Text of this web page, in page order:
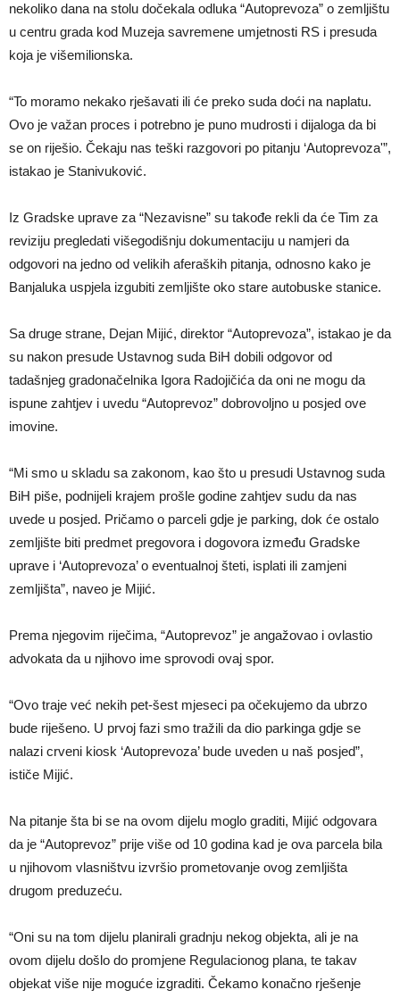
nekoliko dana na stolu dočekala odluka “Autoprevoza” o zemljištu
u centru grada kod Muzeja savremene umjetnosti RS i presuda
koja je višemilionska.
“To moramo nekako rješavati ili će preko suda doći na naplatu.
Ovo je važan proces i potrebno je puno mudrosti i dijaloga da bi
se on riješio. Čekaju nas teški razgovori po pitanju ‘Autoprevoza'”,
istakao je Stanivuković.
Iz Gradske uprave za “Nezavisne” su takođe rekli da će Tim za
reviziju pregledati višegodišnju dokumentaciju u namjeri da
odgovori na jedno od velikih aferaških pitanja, odnosno kako je
Banjaluka uspjela izgubiti zemljište oko stare autobuske stanice.
Sa druge strane, Dejan Mijić, direktor “Autoprevoza”, istakao je da
su nakon presude Ustavnog suda BiH dobili odgovor od
tadašnjeg gradonačelnika Igora Radojičića da oni ne mogu da
ispune zahtjev i uvedu “Autoprevoz” dobrovoljno u posjed ove
imovine.
“Mi smo u skladu sa zakonom, kao što u presudi Ustavnog suda
BiH piše, podnijeli krajem prošle godine zahtjev sudu da nas
uvede u posjed. Pričamo o parceli gdje je parking, dok će ostalo
zemljište biti predmet pregovora i dogovora između Gradske
uprave i ‘Autoprevoza’ o eventualnoj šteti, isplati ili zamjeni
zemljišta”, naveo je Mijić.
Prema njegovim riječima, “Autoprevoz” je angažovao i ovlastio
advokata da u njihovo ime sprovodi ovaj spor.
“Ovo traje već nekih pet-šest mjeseci pa očekujemo da ubrzo
bude riješeno. U prvoj fazi smo tražili da dio parkinga gdje se
nalazi crveni kiosk ‘Autoprevoza’ bude uveden u naš posjed”,
ističe Mijić.
Na pitanje šta bi se na ovom dijelu moglo graditi, Mijić odgovara
da je “Autoprevoz” prije više od 10 godina kad je ova parcela bila
u njihovom vlasništvu izvršio prometovanje ovog zemljišta
drugom preduzeću.
“Oni su na tom dijelu planirali gradnju nekog objekta, ali je na
ovom dijelu došlo do promjene Regulacionog plana, te takav
objekat više nije moguće izgraditi. Čekamo konačno rješenje